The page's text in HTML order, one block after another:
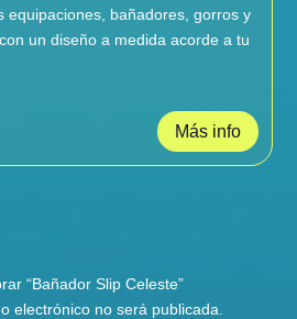
equipaciones, bañadores, gorros y
un diseño a medida acorde a tu
Más info
“Bañador Slip Celeste”
electrónico no será publicada.